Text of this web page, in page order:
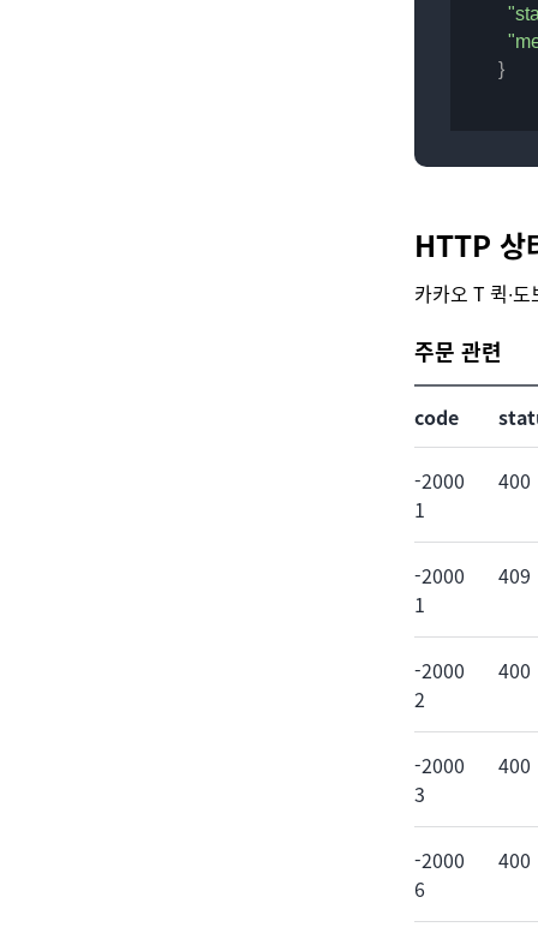
}
HTTP 상
카카오 T 퀵∙
주문 관련
code
-2000
1
400
-2000
1
409
-2000
2
400
-2000
3
400
-2000
6
400